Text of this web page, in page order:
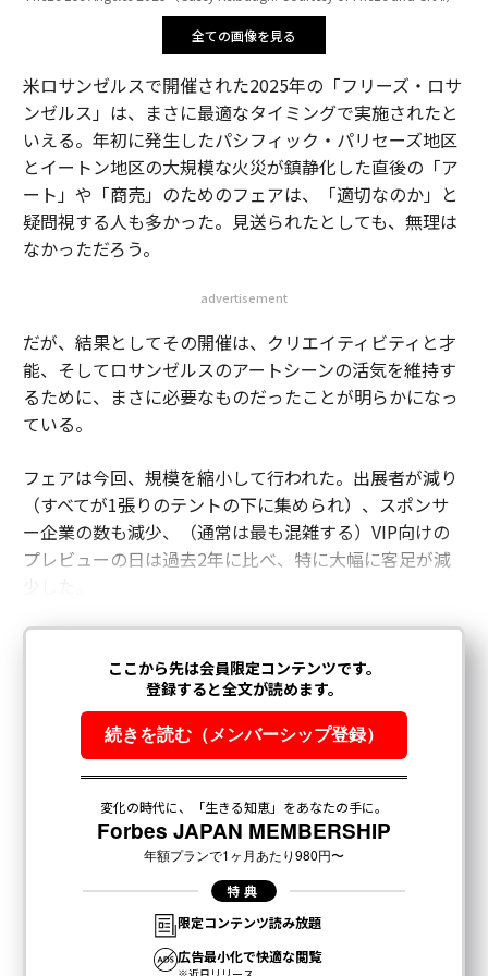
全ての画像を見る
米ロサンゼルスで開催された2025年の「フリーズ・ロサ
ンゼルス」は、まさに最適なタイミングで実施されたと
いえる。年初に発生したパシフィック・パリセーズ地区
とイートン地区の大規模な火災が鎮静化した直後の「ア
ート」や「商売」のためのフェアは、「適切なのか」と
疑問視する人も多かった。見送られたとしても、無理は
なかっただろう。
advertisement
だが、結果としてその開催は、クリエイティビティと才
能、そしてロサンゼルスのアートシーンの活気を維持す
るために、まさに必要なものだったことが明らかになっ
ている。
フェアは今回、規模を縮小して行われた。出展者が減り
（すべてが1張りのテントの下に集められ）、スポンサ
ー企業の数も減少、（通常は最も混雑する）VIP向けの
プレビューの日は過去2年に比べ、特に大幅に客足が減